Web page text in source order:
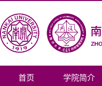
首页 学院简介